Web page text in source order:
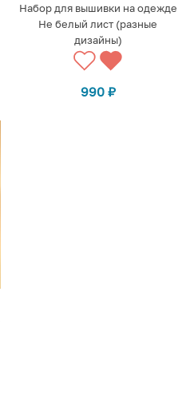
Набор для вышивки на одежде
Не белый лист (разные
дизайны)
990 ₽